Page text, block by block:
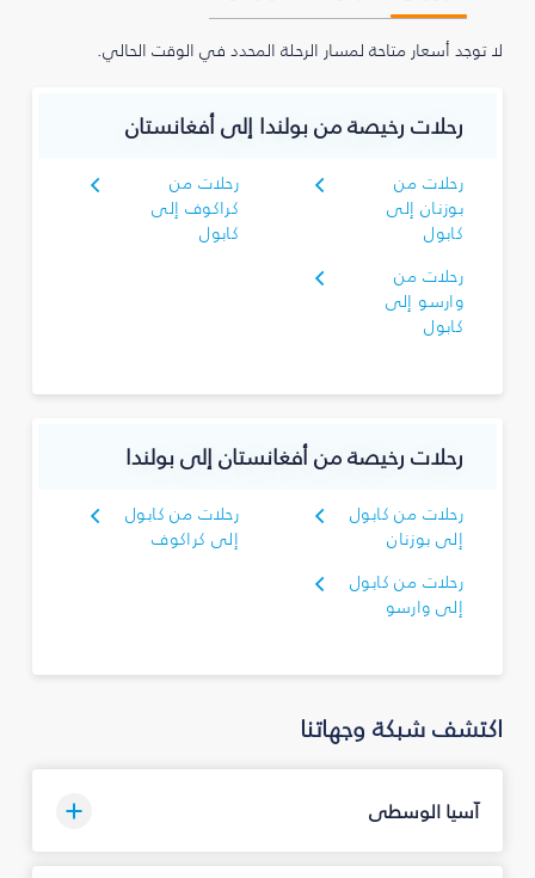
لا توجد أسعار متاحة لمسار الرحلة المحدد في الوقت الحالي.
رحلات رخيصة من بولندا إلى أفغانستان
رحلات من
بوزنان إلى
كابول
رحلات من
كراكوف إلى
كابول
رحلات من
وارسو إلى
كابول
رحلات رخيصة من أفغانستان إلى بولندا
رحلات من كابول
إلى بوزنان
رحلات من كابول
إلى كراكوف
رحلات من كابول
إلى وارسو
اكتشف شبكة وجهاتنا
آسيا الوسطى